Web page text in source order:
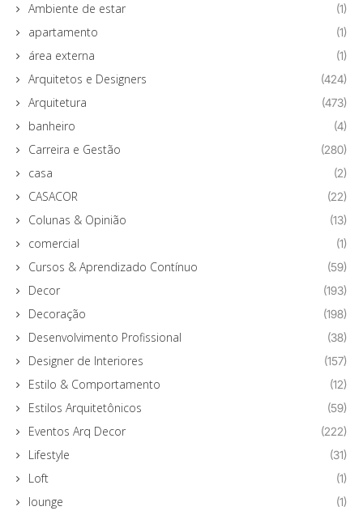
Ambiente de estar (1)
apartamento (1)
área externa (1)
Arquitetos e Designers (424)
Arquitetura (473)
banheiro (4)
Carreira e Gestão (280)
casa (2)
CASACOR (22)
Colunas & Opinião (13)
comercial (1)
Cursos & Aprendizado Contínuo (59)
Decor (193)
Decoração (198)
Desenvolvimento Profissional (38)
Designer de Interiores (157)
Estilo & Comportamento (12)
Estilos Arquitetônicos (59)
Eventos Arq Decor (222)
Lifestyle (31)
Loft (1)
lounge (1)